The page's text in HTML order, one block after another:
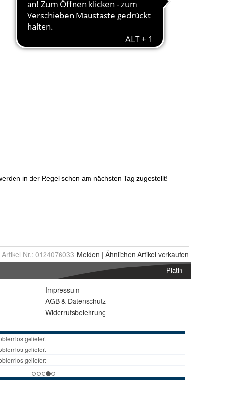
Artikel Nr.: 0124076033 Melden | Ähnlichen Artikel verkaufen
Platin
Impressum
AGB & Datenschutz
Widerrufsbelehrung